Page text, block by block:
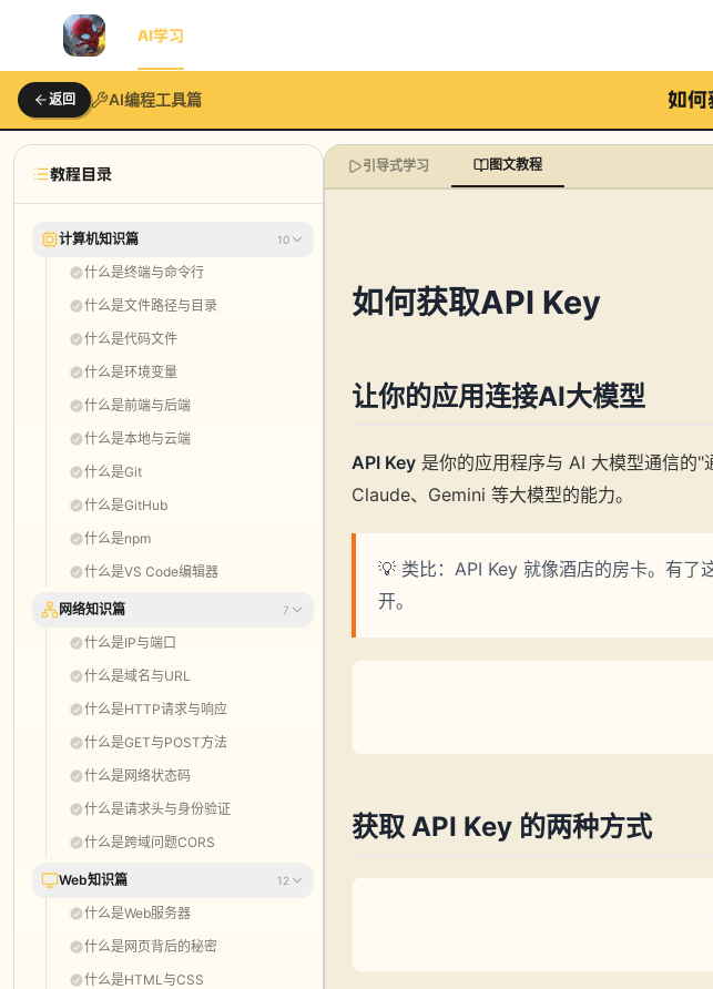
AI学习
返回 AI编程工具篇 如
教程目录
计算机知识篇 10
什么是终端与命令行
什么是文件路径与目录
什么是代码文件
什么是环境变量
什么是前端与后端
什么是本地与云端
什么是Git
什么是GitHub
什么是npm
什么是VS Code编辑器
网络知识篇 7
什么是IP与端口
什么是域名与URL
什么是HTTP请求与响应
什么是GET与POST方法
什么是网络状态码
什么是请求头与身份验证
什么是跨域问题CORS
Web知识篇 12
什么是Web服务器
什么是网页背后的秘密
什么是HTML与CSS
引导式学习 图文教程
如何获取API Key
让你的应用连接AI大模型
API Key 是你的应用程序与 AI 大模型通信的"
Claude、Gemini 等大模型的能力。
💡 类比：API Key 就像酒店的房卡。有了
开。
获取 API Key 的两种方式